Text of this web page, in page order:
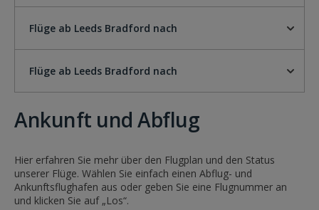
Flüge ab Leeds Bradford nach
Flüge ab Leeds Bradford nach
Ankunft und Abflug
Hier erfahren Sie mehr über den Flugplan und den Status
unserer Flüge. Wählen Sie einfach einen Abflug- und
Ankunftsflughafen aus oder geben Sie eine Flugnummer an
und klicken Sie auf „Los“.